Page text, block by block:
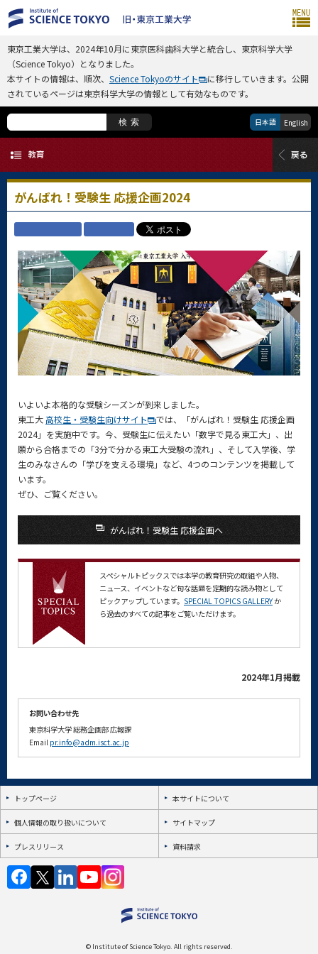
東京工業大学は、2024年10月に東京医科歯科大学と統合し、東京科学大学
（Science Tokyo）となりました。
本サイトの情報は、順次、 Science Tokyoのサイト
に移行していきます。公開
されているページは東京科学大学の情報として有効なものです。
検索 日本語 English
がんばれ！受験生 応援企画2024
いよいよ本格的な受験シーズンが到来しました。
東工大高校生・受験生向けサイト
では、「がんばれ！受験生 応援企画
2024」を実施中です。今、受験生に伝えたい「数字で見る東工大」、出
願から合格までの「3分で分かる東工大受験の流れ」、そして入学後、学
生のみなさんの「学びを支える環境」など、4つのコンテンツを掲載して
います。
ぜひ、ご覧ください。
がんばれ！受験生 応援企画へ
スペシャルトピックスでは本学の教育研究の取組や人物、
ニュース、イベントなど旬な話題を定期的な読み物として
ピックアップしています。 SPECIAL TOPICS GALLERYか
ら過去のすべての記事をご覧いただけます。
2024年1月掲載
お問い合わせ先
東京科学大学総務企画部広報課
Email pr.info@adm.isct.ac.jp
トップページ 本サイトについて
個人情報の取り扱いについて サイトマップ
プレスリリース 資料請求
© Institute of Science Tokyo. All rights reserved.